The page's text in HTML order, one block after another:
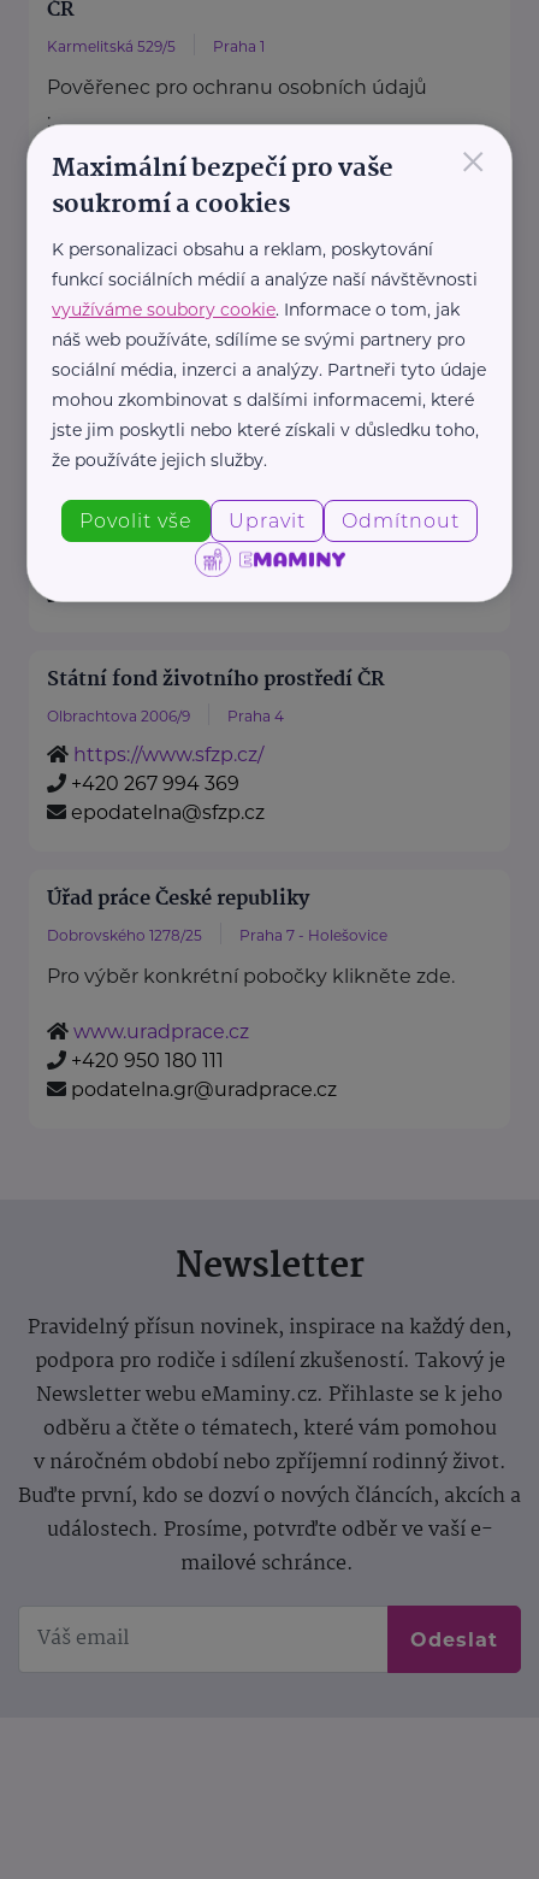
ČR
Karmelitská 529/5 Praha 1
Pověřenec pro ochranu osobních údajů
:
Mgr. Šárka Jílková,
+420 234 811 105, gdpr@msmt.cz
oznamovatelů
: Mgr. ...
https://www.msmt.cz/
+420 234 811 111
posta@msmt.cz
Loretánské náměstí 5 Praha 1 – Hradčany
https://www.mzv.cz/
Státní fond životního prostředí ČR
Olbrachtova 2006/9 Praha 4
https://www.sfzp.cz/
+420 267 994 369
epodatelna@sfzp.cz
Úřad práce České republiky
Dobrovského 1278/25 Praha 7 - Holešovice
Pro výběr konkrétní pobočky klikněte zde.
www.uradprace.cz
+420 950 180 111
podatelna.gr@uradprace.cz
Newsletter
Pravidelný přísun novinek, inspirace na každý den,
podpora pro rodiče i sdílení zkušeností. Takový je
Newsletter webu eMaminy.cz. Přihlaste se k jeho
odběru a čtěte o tématech, které vám pomohou
v náročném období nebo zpříjemní rodinný život.
Buďte první, kdo se dozví o nových článcích, akcích a
událostech. Prosíme, potvrďte odběr ve vaší e-
mailové schránce.
Odeslat
×
Maximální bezpečí pro vaše
soukromí a cookies
K personalizaci obsahu a reklam, poskytování
funkcí sociálních médií a analýze naší návštěvnosti
využíváme soubory cookie. Informace o tom, jak
náš web používáte, sdílíme se svými partnery pro
sociální média, inzerci a analýzy. Partneři tyto údaje
mohou zkombinovat s dalšími informacemi, které
jste jim poskytli nebo které získali v důsledku toho,
že používáte jejich služby.
Povolit vše Upravit Odmítnout